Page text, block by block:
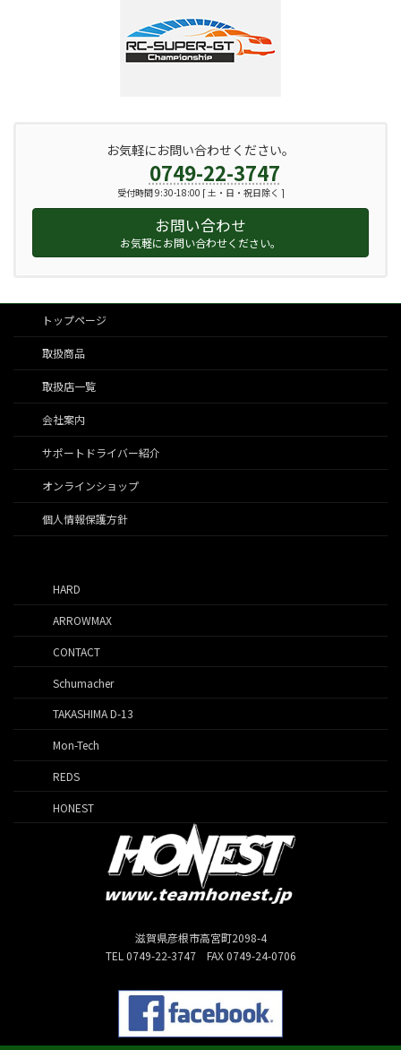
お気軽にお問い合わせください。
0749-22-3747
受付時間 9:30-18:00 [ 土・日・祝日除く ]
お問い合わせ
お気軽にお問い合わせください。
トップページ
取扱商品
取扱店一覧
会社案内
サポートドライバー紹介
オンラインショップ
個人情報保護方針
HARD
ARROWMAX
CONTACT
Schumacher
TAKASHIMA D-13
Mon-Tech
REDS
HONEST
滋賀県彦根市高宮町2098-4
TEL 0749-22-3747 FAX 0749-24-0706